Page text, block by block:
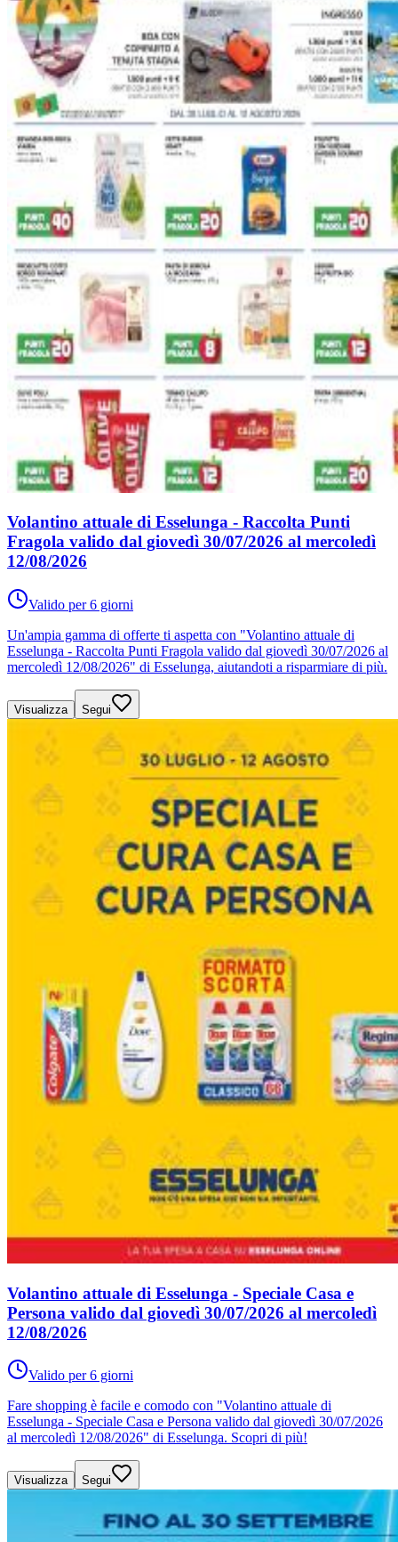
Volantino attuale di Esselunga - Raccolta Punti
Fragola valido dal giovedì 30/07/2026 al mercoledì
12/08/2026
Valido per 6 giorni
Un'ampia gamma di offerte ti aspetta con "Volantino attuale di
Esselunga - Raccolta Punti Fragola valido dal giovedì 30/07/2026 al
mercoledì 12/08/2026" di Esselunga, aiutandoti a risparmiare di più.
Visualizza Segui
Volantino attuale di Esselunga - Speciale Casa e
Persona valido dal giovedì 30/07/2026 al mercoledì
12/08/2026
Valido per 6 giorni
Fare shopping è facile e comodo con "Volantino attuale di
Esselunga - Speciale Casa e Persona valido dal giovedì 30/07/2026
al mercoledì 12/08/2026" di Esselunga. Scopri di più!
Visualizza Segui